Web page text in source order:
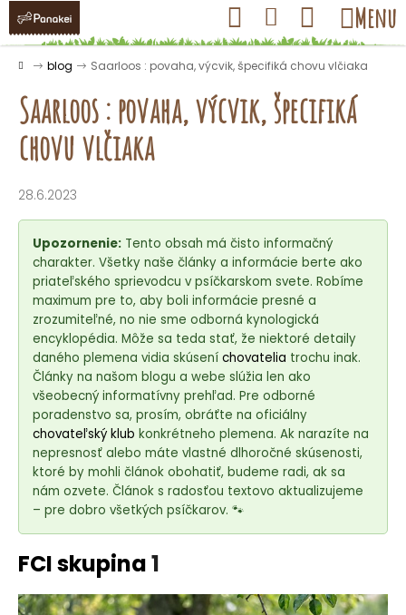
Prejsť
obsah
Hľadať Prihlásenie
Nákupný
košík
Menu
Domov
blog Saarloos : povaha, výcvik, špecifiká chovu vlčiaka
Saarloos : povaha, výcvik, špecifiká
chovu vlčiaka
28.6.2023
Upozornenie: Tento obsah má čisto informačný
charakter. Všetky naše články a informácie berte ako
priateľského sprievodcu v psíčkarskom svete. Robíme
maximum pre to, aby boli informácie presné a
zrozumiteľné, no nie sme odborná kynologická
encyklopédia. Môže sa teda stať, že niektoré detaily
daného plemena vidia skúsení chovatelia trochu inak.
Články na našom blogu a webe slúžia len ako
všeobecný informatívny prehľad. Pre odborné
poradenstvo sa, prosím, obráťte na oficiálny
chovateľský klub konkrétneho plemena. Ak narazíte na
nepresnosť alebo máte vlastné dlhoročné skúsenosti,
ktoré by mohli článok obohatiť, budeme radi, ak sa
nám ozvete. Článok s radosťou textovo aktualizujeme
– pre dobro všetkých psíčkarov. 🐾
FCI skupina1
K
o Späť
Späť
o
p
á
j
s
ť
?